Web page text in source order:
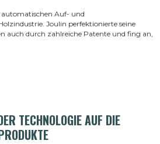
automatischen Auf- und
Joulin perfektionierte seine
auch durch zahlreiche Patente und fing an,
TECHNOLOGIE AUF DIE